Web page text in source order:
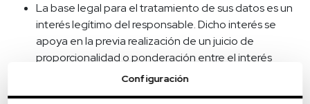
La base legal para el tratamiento de sus datos es un
interés legítimo del responsable. Dicho interés se
apoya en la previa realización de un juicio de
proporcionalidad o ponderación entre el interés
legítimo del responsable y los intereses o derechos y
Configuración